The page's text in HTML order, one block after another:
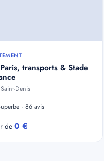
transports & Stade
Denis
· 86 avis
de0 €